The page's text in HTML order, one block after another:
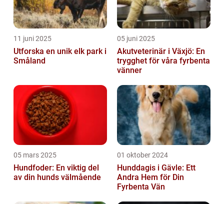
11 juni 2025
Utforska en unik elk park i
Småland
05 juni 2025
Akutveterinär i Växjö: En
trygghet för våra fyrbenta
vänner
05 mars 2025
Hundfoder: En viktig del
av din hunds välmående
01 oktober 2024
Hunddagis i Gävle: Ett
Andra Hem för Din
Fyrbenta Vän